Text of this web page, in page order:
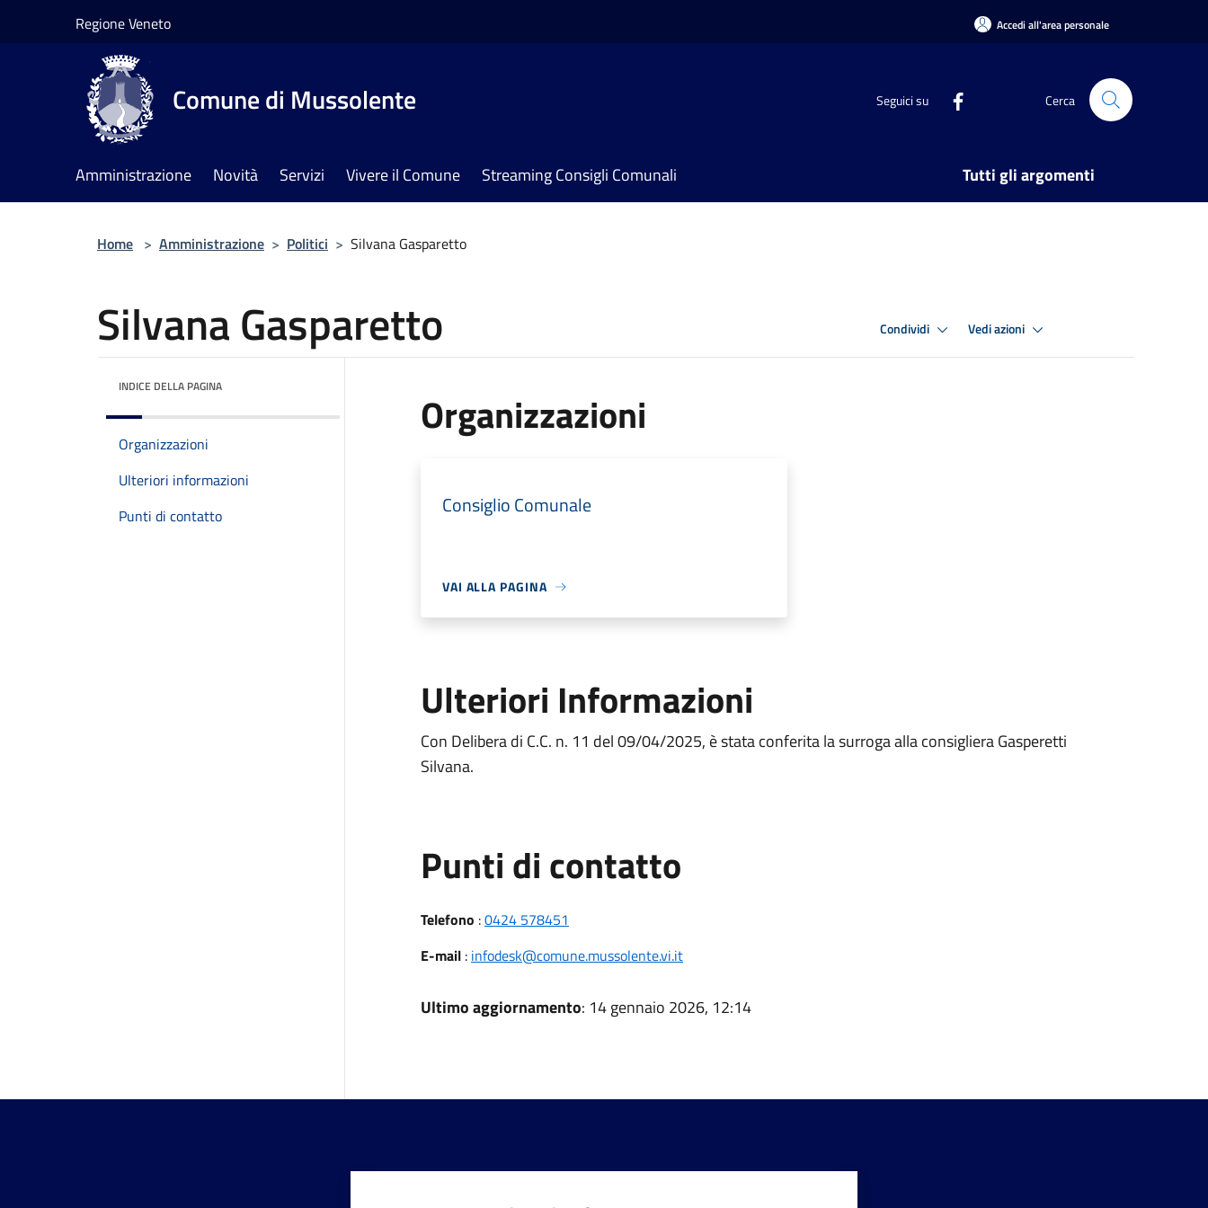
Regione Veneto Accedi all'area personale
Comune di Mussolente Seguici su Cerca
Amministrazione Novità Servizi Vivere il Comune Streaming Consigli Comunali Tutti gli argomenti
Home > Amministrazione > Politici > Silvana Gasparetto
Silvana Gasparetto Condividi Vedi azioni
INDICE DELLA PAGINA
Organizzazioni
Ulteriori informazioni
Punti di contatto
Organizzazioni
Consiglio Comunale
VAI ALLA PAGINA
Ulteriori Informazioni
Con Delibera di C.C. n. 11 del 09/04/2025, è stata conferita la surroga alla consigliera Gasperetti
Silvana.
Punti di contatto
Telefono :0424 578451
E-mail: infodesk@comune.mussolente.vi.it
Ultimo aggiornamento: 14 gennaio 2026, 12:14